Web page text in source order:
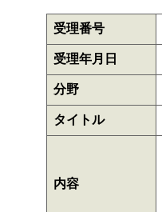
受理番号
受理年月日
分野
タイトル
内容